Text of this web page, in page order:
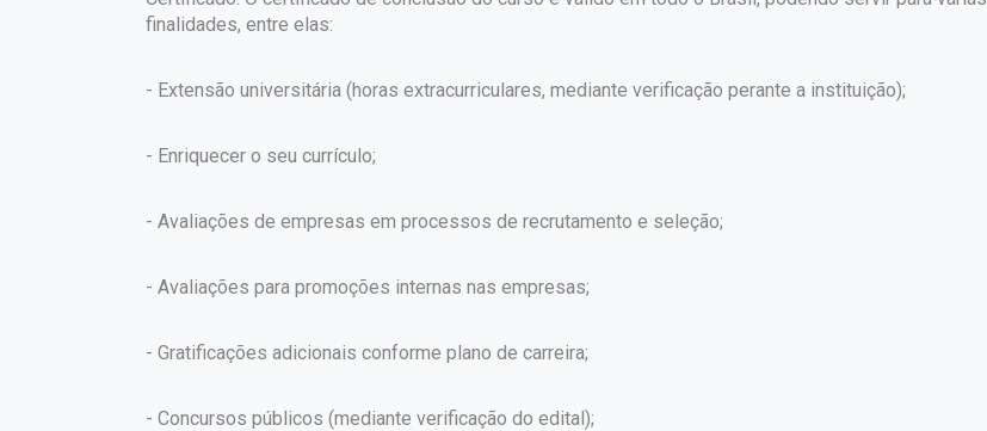
finalidades, entre elas:
- Extensão universitária (horas extracurriculares, mediante verificação perante a instituição);
- Enriquecer o seu currículo;
- Avaliações de empresas em processos de recrutamento e seleção;
- Avaliações para promoções internas nas empresas;
- Gratificações adicionais conforme plano de carreira;
- Concursos públicos (mediante verificação do edital);